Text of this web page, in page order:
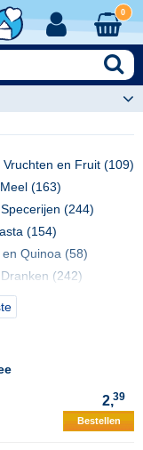
0
en Fruit (109)
(163)
(244)
(154)
Quinoa (58)
(242)
(102)
Raw Food (200)
2,39
Bestellen